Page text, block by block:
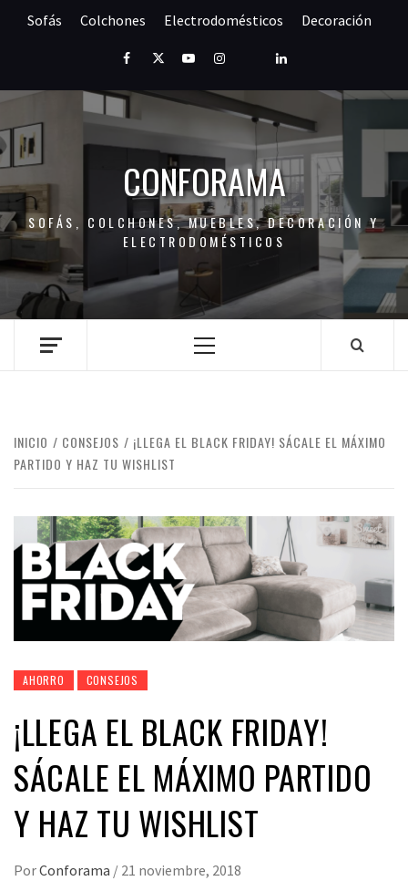
Sofás Colchones Electrodomésticos Decoración
FacebookTwitterYoutubeInstagramPinterestLinkedIn
CONFORAMA
SOFÁS, COLCHONES, MUEBLES, DECORACIÓN Y
ELECTRODOMÉSTICOS
Menú
INICIO CONSEJOS
¡LLEGA EL BLACK FRIDAY! SÁCALE EL MÁXIMO
PARTIDO Y HAZ TU WISHLIST
AHORRO CONSEJOS
¡LLEGA EL BLACK FRIDAY!
SÁCALE EL MÁXIMO PARTIDO
Y HAZ TU WISHLIST
PorConforama / 21 noviembre, 2018